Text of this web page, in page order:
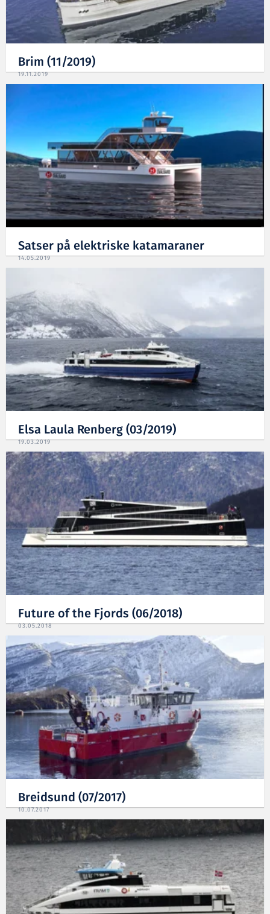
Brim (11/2019)
19.11.2019
Satser på elektriske katamaraner
14.05.2019
Elsa Laula Renberg (03/2019)
19.03.2019
Future of the Fjords (06/2018)
03.05.2018
Breidsund (07/2017)
10.07.2017